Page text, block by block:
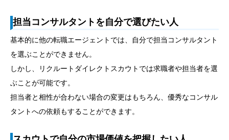
担当コンサルタントを自分で選びたい人
基本的に他の転職エージェントでは、自分で担当コンサルタント
を選ぶことができません。
しかし、リクルートダイレクトスカウトでは求職者や担当者を選
ぶことが可能です。
担当者と相性が合わない場合の変更はもちろん、優秀なコンサル
タントへの依頼もすることができます。